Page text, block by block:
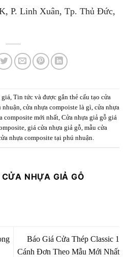
P. Linh Xuân, Tp. Thủ Đức,
giá, Tin tức và được gắn thẻ cấu tạo cửa
nhuận, cửa nhựa compoiste là gì, cửa nhựa
composite mới nhất, Cửa nhựa giả gỗ giá
, giá cửa nhựa giả gỗ, mẫu cửa
nhựa composite tại phú nhuận.
NHỰA GIẢ GỖ
Báo Giá Cửa Thép Classic 1
Cánh Đơn Theo Mẫu Mới Nhất